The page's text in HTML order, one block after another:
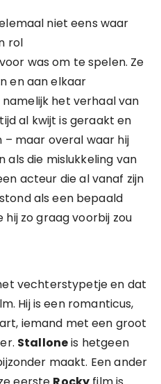
niet eens waar
rol
was om te spelen. Ze
en aan elkaar
het verhaal van
al kwijt is geraakt en
maar overal waar hij
als die mislukkeling van
acteur die al vanaf zijn
als een bepaald
zo graag voorbij zou
vechterstypetje en dat
Hij is een romanticus,
iemand met een groot
Stalloneis hetgeen
maakt. Een ander